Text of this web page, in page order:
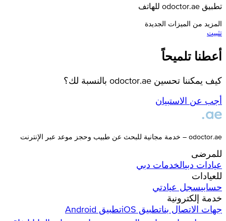
تطبيق odoctor.ae للهاتف
المزيد من الميزات الجديدة
تثبيت
أعطنا تلميحاً
كيف يمكننا تحسين odoctor.ae بالنسبة لك؟
أجب عن الاستبيان
odoctor.ae – خدمة مجانية للبحث عن طبيب وحجز موعد عبر الإنترنت
للمرضى
عيادات دبيالخدمات دبي
للعيادات
حسابيسجل عيادتي
خدمة إلكترونية
جهات الاتصال بناتطبيق iOS
تطبيق Android